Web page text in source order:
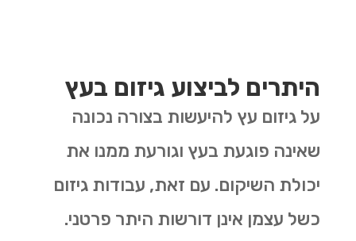
היתרים לביצוע גיזום בעץ
על גיזום עץ להיעשות בצורה נכונה
שאינה פוגעת בעץ וגורעת ממנו את
יכולת השיקום. עם זאת, עבודות גיזום
כשל עצמן אינן דורשות היתר פרטני.